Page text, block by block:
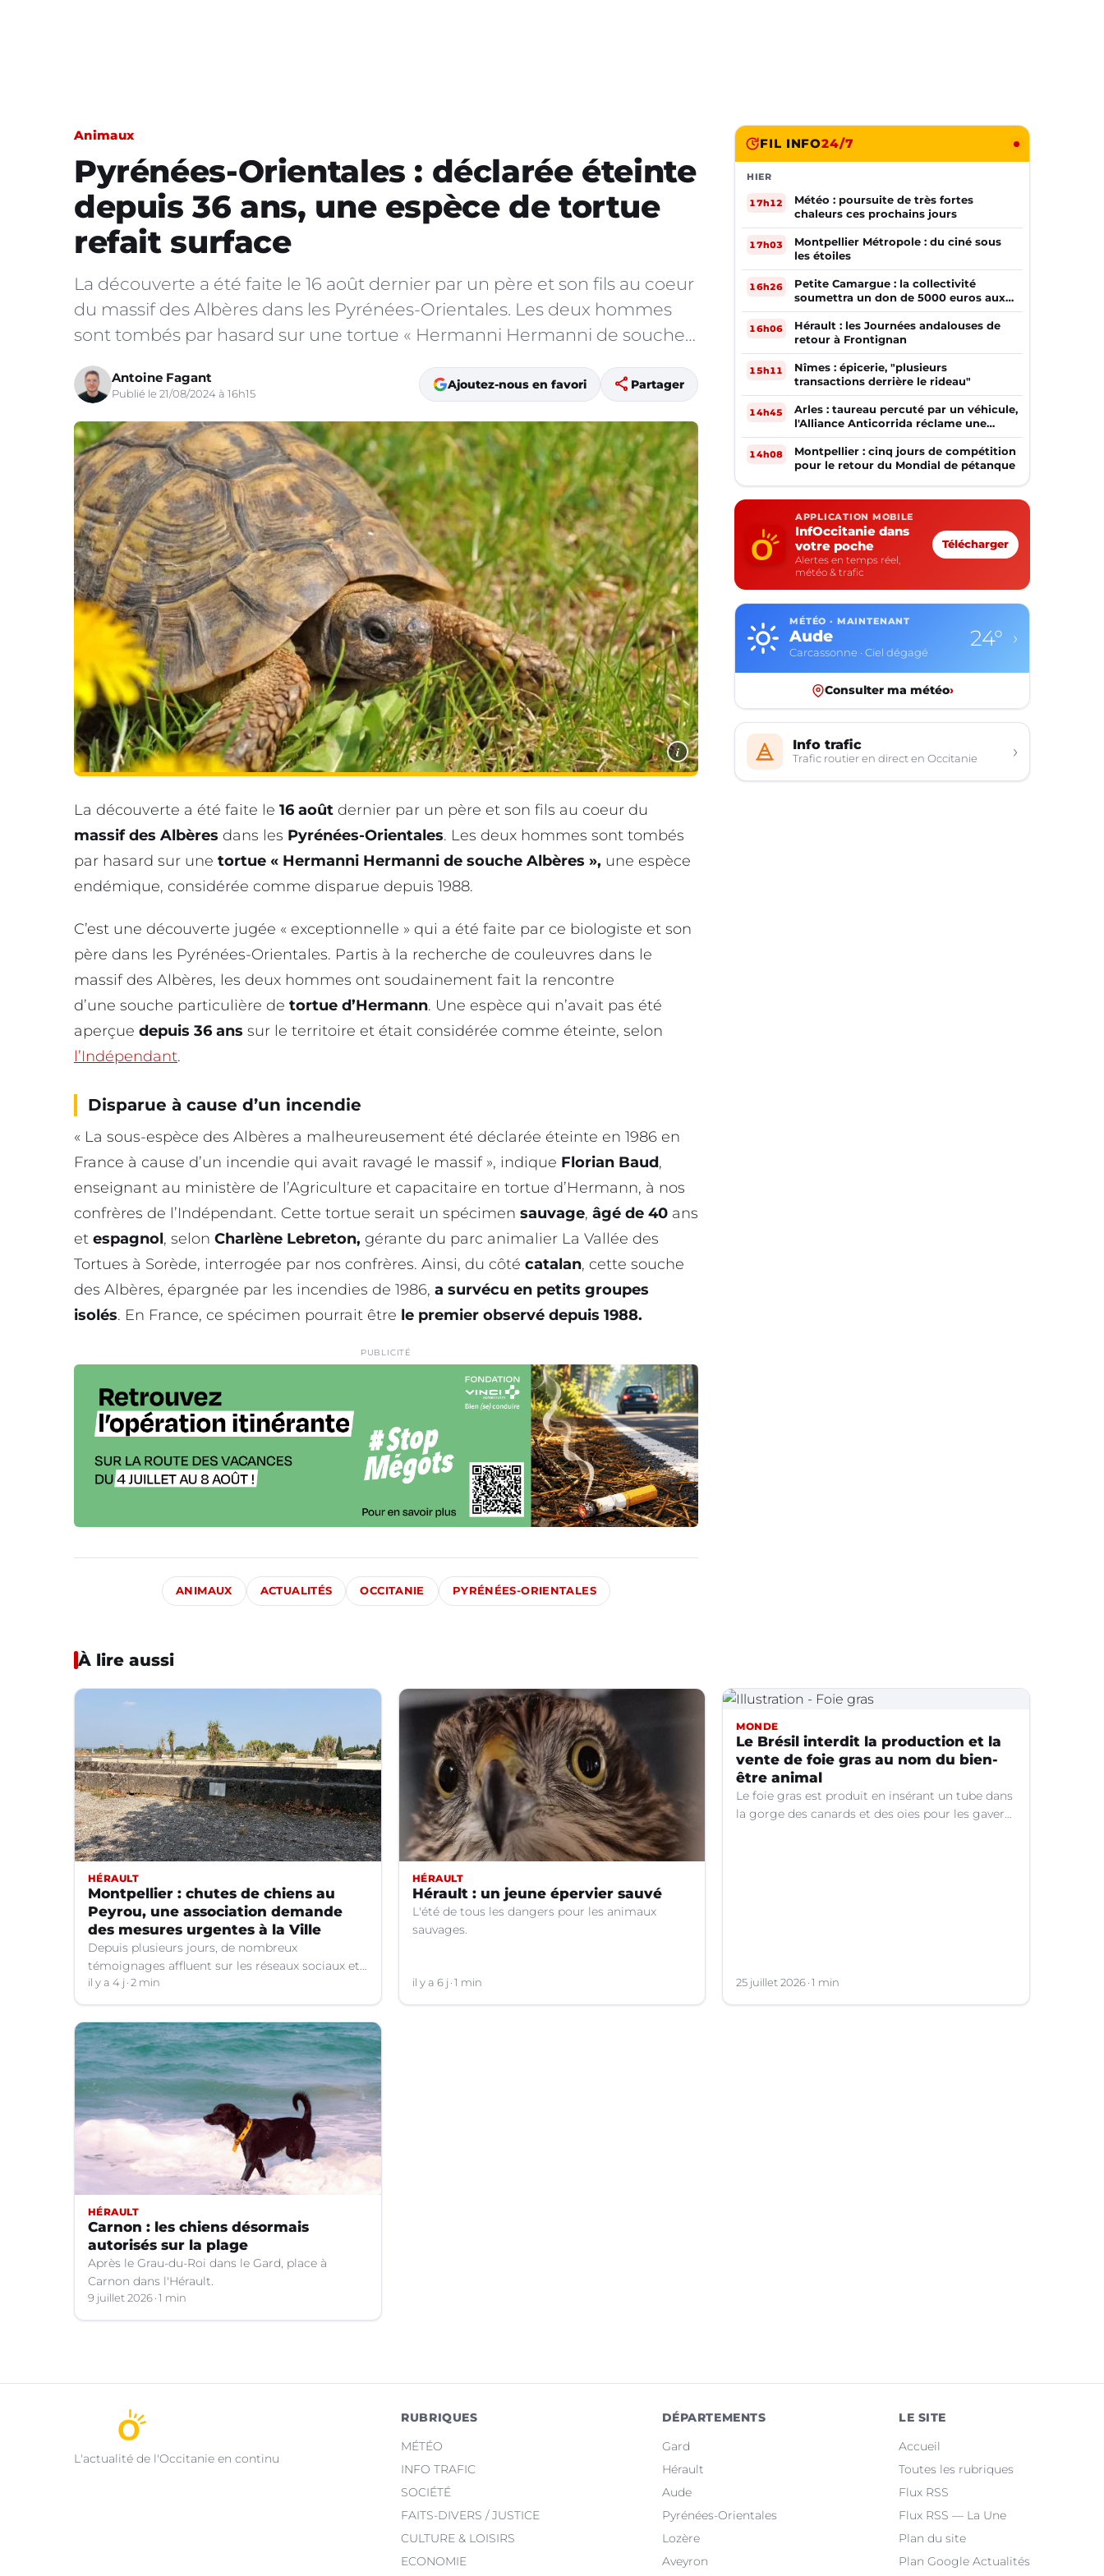
Animaux
Pyrénées-Orientales : déclarée éteinte
depuis 36 ans, une espèce de tortue
refait surface
La découverte a été faite le 16 août dernier par un père et son fils au coeur
du massif des Albères dans les Pyrénées-Orientales. Les deux hommes
sont tombés par hasard sur une tortue « Hermanni Hermanni de souche…
Antoine Fagant
Publié le 21/08/2024 à 16h15
Ajoutez-nous en favori share Partager
i
La découverte a été faite le 16 août dernier par un père et son fils au coeur du
massif des Albères dans les Pyrénées-Orientales. Les deux hommes sont tombés
par hasard sur une tortue « Hermanni Hermanni de souche Albères », une espèce
endémique, considérée comme disparue depuis 1988.
C’est une découverte jugée « exceptionnelle » qui a été faite par ce biologiste et son
père dans les Pyrénées-Orientales. Partis à la recherche de couleuvres dans le
massif des Albères, les deux hommes ont soudainement fait la rencontre
d’une souche particulière de tortue d’Hermann. Une espèce qui n’avait pas été
aperçue depuis 36 ans sur le territoire et était considérée comme éteinte, selon
l’Indépendant.
Disparue à cause d’un incendie
« La sous-espèce des Albères a malheureusement été déclarée éteinte en 1986 en
France à cause d’un incendie qui avait ravagé le massif », indique Florian Baud,
enseignant au ministère de l’Agriculture et capacitaire en tortue d’Hermann, à nos
confrères de l’Indépendant. Cette tortue serait un spécimen sauvage, âgé de 40 ans
et espagnol, selon Charlène Lebreton, gérante du parc animalier La Vallée des
Tortues à Sorède, interrogée par nos confrères. Ainsi, du côté catalan, cette souche
des Albères, épargnée par les incendies de 1986, a survécu en petits groupes
isolés. En France, ce spécimen pourrait être le premier observé depuis 1988.
PUBLICITÉ
ANIMAUX ACTUALITÉS OCCITANIE PYRÉNÉES-ORIENTALES
FIL INFO24/7
HIER
17h12
Météo : poursuite de très fortes
chaleurs ces prochains jours
17h03
Montpellier Métropole : du ciné sous
les étoiles
16h26
Petite Camargue : la collectivité
soumettra un don de 5000 euros aux
sinistrés de la Gironde
16h06
Hérault : les Journées andalouses de
retour à Frontignan
15h11
Nîmes : épicerie, "plusieurs
transactions derrière le rideau"
14h45
Arles : taureau percuté par un véhicule,
l'Alliance Anticorrida réclame une
enquête
14h08
Montpellier : cinq jours de compétition
pour le retour du Mondial de pétanque
APPLICATION MOBILE
InfOccitanie dans
votre poche
Alertes en temps réel,
météo & trafic
Télécharger
MÉTÉO · MAINTENANT
Aude
Carcassonne · Ciel dégagé
24° ›
Consulter ma météo›
Info trafic
Trafic routier en direct en Occitanie ›
À lire aussi
HÉRAULT
Montpellier : chutes de chiens au
Peyrou, une association demande
des mesures urgentes à la Ville
Depuis plusieurs jours, de nombreux
témoignages affluent sur les réseaux sociaux et
dans la presse relatant des chutes de chiens
depuis la terrasse basse du Peyrou à Montpellier.
Une association interpelle la Ville pour
demander des mesures urgentes
il y a 4 j 2 min
HÉRAULT
Hérault : un jeune épervier sauvé
L'été de tous les dangers pour les animaux
sauvages.
il y a 6 j 1 min
MONDE
Le Brésil interdit la production et la
vente de foie gras au nom du bien-
être animal
Le foie gras est produit en insérant un tube dans
la gorge des canards et des oies pour les gaver
25 juillet 2026 1 min
HÉRAULT
Carnon : les chiens désormais
autorisés sur la plage
Après le Grau-du-Roi dans le Gard, place à
Carnon dans l'Hérault.
9 juillet 2026 1 min
L'actualité de l'Occitanie en continu
RUBRIQUES
MÉTÉO
INFO TRAFIC
SOCIÉTÉ
FAITS-DIVERS / JUSTICE
CULTURE & LOISIRS
ECONOMIE
DÉPARTEMENTS
Gard
Hérault
Aude
Pyrénées-Orientales
Lozère
Aveyron
LE SITE
Accueil
Toutes les rubriques
Flux RSS
Flux RSS — La Une
Plan du site
Plan Google Actualités